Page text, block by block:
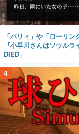
「パリィ」や「ローリ
『小早川さんはソウル
DIED」
4